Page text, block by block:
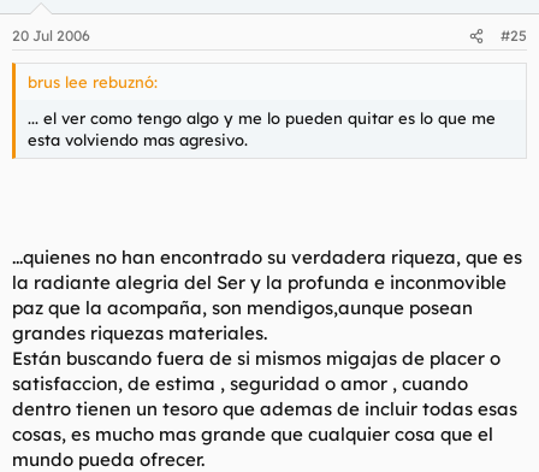
20 Jul 2006 #25
brus lee rebuznó:
... el ver como tengo algo y me lo pueden quitar es lo que me
esta volviendo mas agresivo.
...quienes no han encontrado su verdadera riqueza, que es
la radiante alegria del Ser y la profunda e inconmovible
paz que la acompaña, son mendigos,aunque posean
grandes riquezas materiales.
Están buscando fuera de si mismos migajas de placer o
satisfaccion, de estima , seguridad o amor , cuando
dentro tienen un tesoro que ademas de incluir todas esas
cosas, es mucho mas grande que cualquier cosa que el
mundo pueda ofrecer.